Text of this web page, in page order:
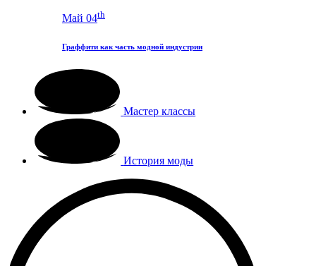
Май 04th
Граффити как часть модной индустрии
Мастер классы
История моды